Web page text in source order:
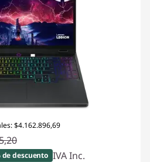
$4.162.896,69
de descuento IVA Inc.